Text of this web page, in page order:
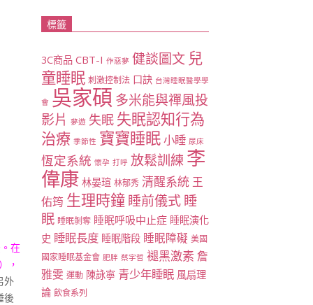
在
，
外
後
標籤
3C商品 CBT-I 作惡夢 健談圖文 兒
童睡眠 刺激控制法 口訣 台灣睡眠醫學學
會 吳家碩 多米能與禪風投
影片 夢遊 失眠 失眠認知行為
治療 季節性 寶寶睡眠小睡 尿床
恆定系統 懷孕 打呼 放鬆訓練 李
偉康 林晏瑄 林郁秀 清醒系統 王
佑筠 生理時鐘睡前儀式睡
眠 睡眠剝奪 睡眠呼吸中止症 睡眠演化
史 睡眠長度 睡眠階段 睡眠障礙 美國
國家睡眠基金會 肥胖 蔡宇哲 褪黑激素詹
雅雯 運動 陳詠寧 青少年睡眠 風扇理
論 飲食系列